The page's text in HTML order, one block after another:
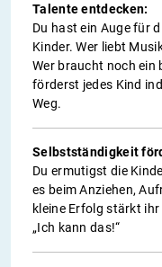
Talente entdecken:
Du hast ein Auge für
Kinder. Wer liebt
Wer braucht noch ein
förderst jedes Kind
Weg.
Selbstständigkeit
Du ermutigst die
es beim Anziehen,
kleine Erfolg stärkt
„Ich kann das!“